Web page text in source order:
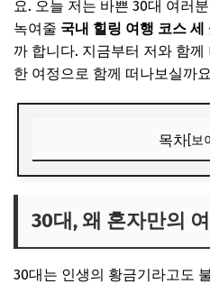
요. 오늘 저는 바쁜 30대 여러
녹여줄 국내 힐링 여행 코스 세
까 합니다. 지금부터 저와 함
한 여정으로 함께 떠나보실까
목차[보
🎧 당신의 시간, 어떤 음악이
✨ 당신을 위한 큐레이션
나를 위한 첫 번째 선택: 고즈
30대, 왜 혼자만의
30대는 인생의 황금기라고도